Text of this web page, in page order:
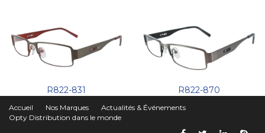
R822-831 R822-870
Accueil Nos Marques
Actualités & Événements
Opty Distribution dans le monde